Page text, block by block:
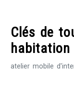
contentClés de
habitation
atelier mobile